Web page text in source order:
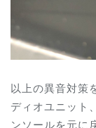
以上の異音対策
ディオユニット
ンソールを元に